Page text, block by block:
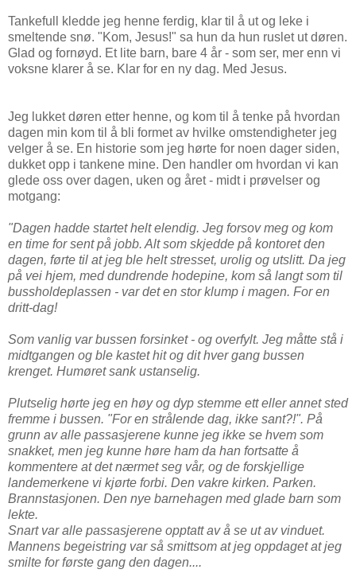
Tankefull kledde jeg henne ferdig, klar til å ut og leke i
smeltende snø. "Kom, Jesus!" sa hun da hun ruslet ut døren.
Glad og fornøyd. Et lite barn, bare 4 år - som ser, mer enn vi
voksne klarer å se. Klar for en ny dag. Med Jesus.
Jeg lukket døren etter henne, og kom til å tenke på hvordan
dagen min kom til å bli formet av hvilke omstendigheter jeg
velger å se. En historie som jeg hørte for noen dager siden,
dukket opp i tankene mine. Den handler om hvordan vi kan
glede oss over dagen, uken og året - midt i prøvelser og
motgang:
"Dagen hadde startet helt elendig. Jeg forsov meg og kom
en time for sent på jobb. Alt som skjedde på kontoret den
dagen, førte til at jeg ble helt stresset, urolig og utslitt. Da jeg
på vei hjem, med dundrende hodepine, kom så langt som til
bussholdeplassen - var det en stor klump i magen. For en
dritt-dag!
Som vanlig var bussen forsinket - og overfylt. Jeg måtte stå i
midtgangen og ble kastet hit og dit hver gang bussen
krenget. Humøret sank ustanselig.
Plutselig hørte jeg en høy og dyp stemme ett eller annet sted
fremme i bussen. "For en strålende dag, ikke sant?!". På
grunn av alle passasjerene kunne jeg ikke se hvem som
snakket, men jeg kunne høre ham da han fortsatte å
kommentere at det nærmet seg vår, og de forskjellige
landemerkene vi kjørte forbi. Den vakre kirken. Parken.
Brannstasjonen. Den nye barnehagen med glade barn som
lekte.
Snart var alle passasjerene opptatt av å se ut av vinduet.
Mannens begeistring var så smittsom at jeg oppdaget at jeg
smilte for første gang den dagen....